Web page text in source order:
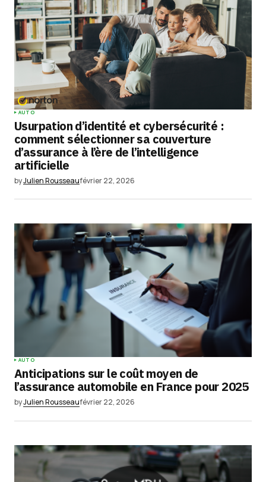
AUTO
Usurpation d’identité et cybersécurité :
comment sélectionner sa couverture
d’assurance à l’ère de l’intelligence
artificielle
byJulien Rousseaufévrier 22, 2026
AUTO
Anticipations sur le coût moyen de
l’assurance automobile en France pour 2025
byJulien Rousseaufévrier 22, 2026